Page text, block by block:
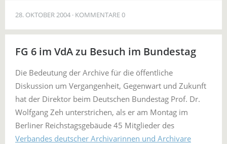
28. OKTOBER 2004 KOMMENTARE 0
FG 6 im VdA zu Besuch im Bundestag
Die Bedeutung der Archive für die öffentliche
Diskussion um Vergangenheit, Gegenwart und Zukunft
hat der Direktor beim Deutschen Bundestag Prof. Dr.
Wolfgang Zeh unterstrichen, als er am Montag im
Berliner Reichstagsgebäude 45 Mitglieder des
Verbandes deutscher Archivarinnen und Archivare